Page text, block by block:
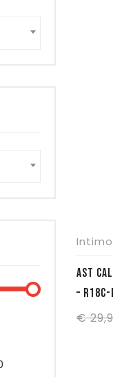
Intimo
AST
–
€